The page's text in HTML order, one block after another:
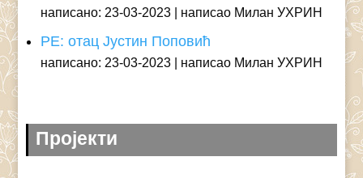
написано: 23-03-2023 написао Милан УХРИН
РЕ: отац Јустин Поповић
написано: 23-03-2023 написао Милан УХРИН
Пројекти